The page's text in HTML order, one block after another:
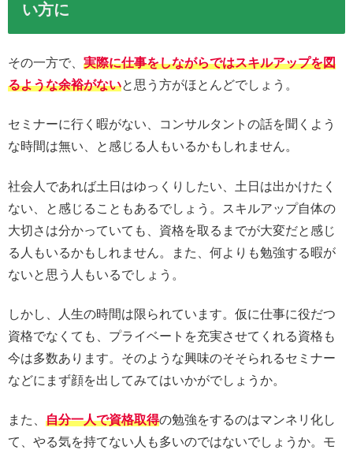
い方に
その一方で、 実際に仕事をしながらではスキルアップを図
るような余裕がないと思う方がほとんどでしょう。
セミナーに行く暇がない、コンサルタントの話を聞くよう
な時間は無い、と感じる人もいるかもしれません。
社会人であれば土日はゆっくりしたい、土日は出かけたく
ない、と感じることもあるでしょう。スキルアップ自体の
大切さは分かっていても、資格を取るまでが大変だと感じ
る人もいるかもしれません。また、何よりも勉強する暇が
ないと思う人もいるでしょう。
しかし、人生の時間は限られています。仮に仕事に役だつ
資格でなくても、プライベートを充実させてくれる資格も
今は多数あります。そのような興味のそそられるセミナー
などにまず顔を出してみてはいかがでしょうか。
また、 自分一人で資格取得の勉強をするのはマンネリ化し
て、やる気を持てない人も多いのではないでしょうか。モ